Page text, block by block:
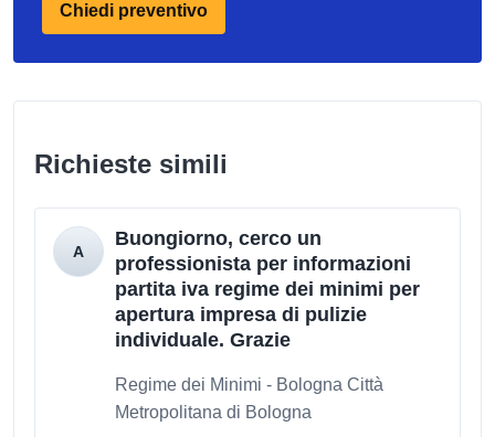
Chiedi preventivo
Richieste simili
Buongiorno, cerco un
professionista per informazioni
partita iva regime dei minimi per
apertura impresa di pulizie
individuale. Grazie
Regime dei Minimi - Bologna Città
Metropolitana di Bologna